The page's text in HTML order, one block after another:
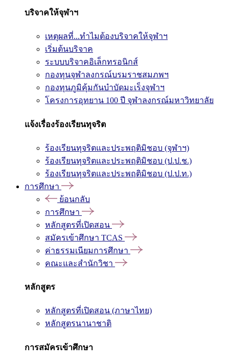
บริจาคให้จุฬาฯ
เหตุผลที่...ทำไมต้องบริจาคให้จุฬาฯ
เริ่มต้นบริจาค
ระบบบริจาคอิเล็กทรอนิกส์
กองทุนจุฬาลงกรณ์บรมราชสมภพฯ
กองทุนภูมิคุ้มกันบำบัดมะเร็งจุฬาฯ
โครงการอุทยาน 100 ปี จุฬาลงกรณ์มหาวิทยาลัย
แจ้งเรื่องร้องเรียนทุจริต
ร้องเรียนทุจริตและประพฤติมิชอบ (จุฬาฯ)
ร้องเรียนทุจริตและประพฤติมิชอบ (ป.ป.ช.)
ร้องเรียนทุจริตและประพฤติมิชอบ (ป.ป.ท.)
การศึกษา
ย้อนกลับ
การศึกษา
หลักสูตรที่เปิดสอน
สมัครเข้าศึกษา TCAS
ค่าธรรมเนียมการศึกษา
คณะและสำนักวิชา
หลักสูตร
หลักสูตรที่เปิดสอน (ภาษาไทย)
หลักสูตรนานาชาติ
การสมัครเข้าศึกษา